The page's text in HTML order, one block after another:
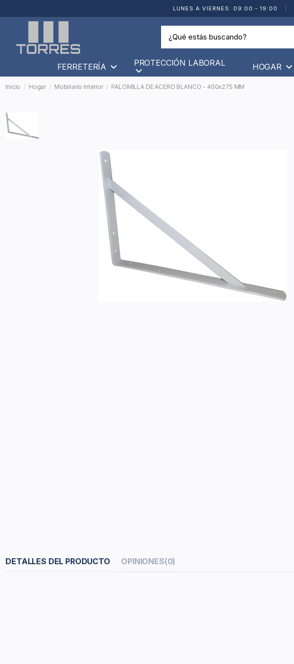
LUNES A VIERNES: 09:00 - 19:00
FERRETERÍA PROTECCIÓN LABORAL HOGAR
Inicio Hogar Mobiliario Interior PALOMILLA DE ACERO BLANCO - 400x275 MM
DETALLES DEL PRODUCTO OPINIONES(0)